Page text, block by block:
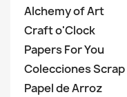
Alchemy of Art
Craft o'Clock
Papers For You
Colecciones
Papel de Arroz